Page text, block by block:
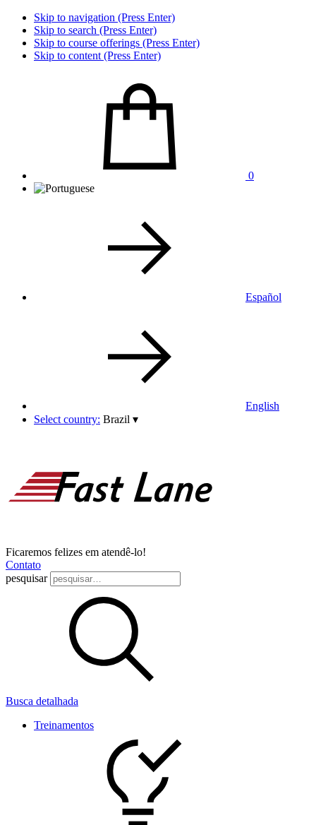
Skip to navigation (Press Enter)
Skip to search (Press Enter)
Skip to course offerings (Press Enter)
Skip to content (Press Enter)
0
Español
English
Select country: Brazil ▾
Ficaremos felizes em atendê-lo!
Contato
pesquisar
Busca detalhada
Treinamentos